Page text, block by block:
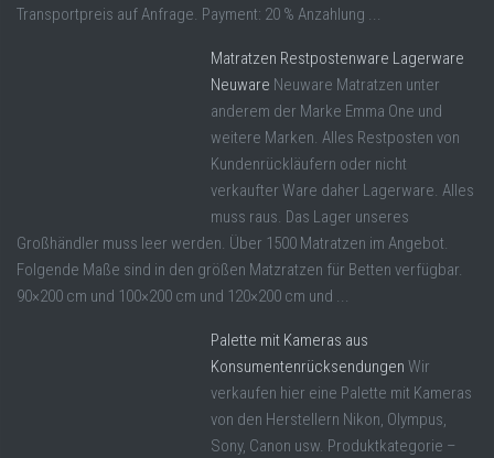
Transportpreis auf Anfrage. Payment: 20 % Anzahlung ...
Matratzen Restpostenware Lagerware
Neuware Neuware Matratzen unter
anderem der Marke Emma One und
weitere Marken. Alles Restposten von
Kundenrückläufern oder nicht
verkaufter Ware daher Lagerware. Alles
muss raus. Das Lager unseres
Großhändler muss leer werden. Über 1500 Matratzen im Angebot.
Folgende Maße sind in den größen Matzratzen für Betten verfügbar.
90×200 cm und 100×200 cm und 120×200 cm und ...
Palette mit Kameras aus
Konsumentenrücksendungen Wir
verkaufen hier eine Palette mit Kameras
von den Herstellern Nikon, Olympus,
Sony, Canon usw. Produktkategorie –